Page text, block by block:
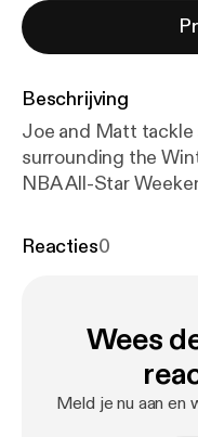
Beschrijving
Joe and Matt
surrounding the
NBA All-Star
Reacties0
Wees
Meld je nu aan en